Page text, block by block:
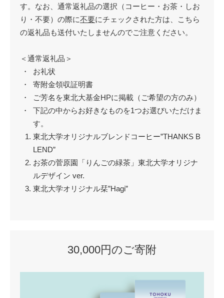
す。なお、通常返礼品の選択（コーヒー・お茶・しお
り・不要）の際に不要にチェックされた方は、こちら
の返礼品も送付いたしませんのでご注意ください。
＜通常返礼品＞
お礼状
寄附金領収証明書
ご芳名を東北大基金HPに掲載（ご希望の方のみ）
下記の中からお好きなものを1つお選びいただけま
す。
東北大学オリジナルブレンドコーヒー”THANKS B
LEND”
お茶の菅原園「りんごの緑茶」東北大学オリジナ
ルデザイン ver.
東北大学オリジナル栞”Hagi”
30,000円のご寄附